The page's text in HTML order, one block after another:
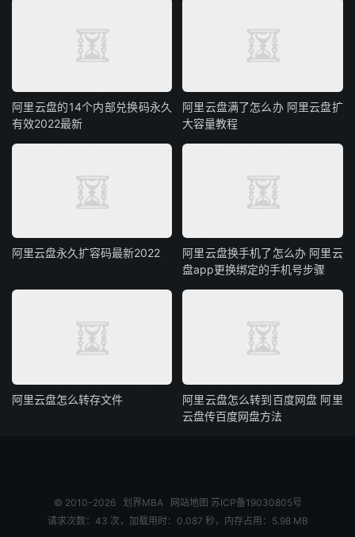
阿里云盘的14个内部兑换码永久
有效2022最新
阿里云盘满了怎么办 阿里云盘扩
大容量教程
阿里云盘永久扩容码最新2022
阿里云盘换手机了怎么办 阿里云
盘app更换绑定的手机号步骤
阿里云盘怎么转存文件
阿里云盘怎么转到百度网盘 阿里
云盘传百度网盘方法
© 2010-2026 划界MBA 网站地图 苏ICP备19030805号
请求次数：43 次，加载用时：0.087 秒，内存占用：5.98 MB